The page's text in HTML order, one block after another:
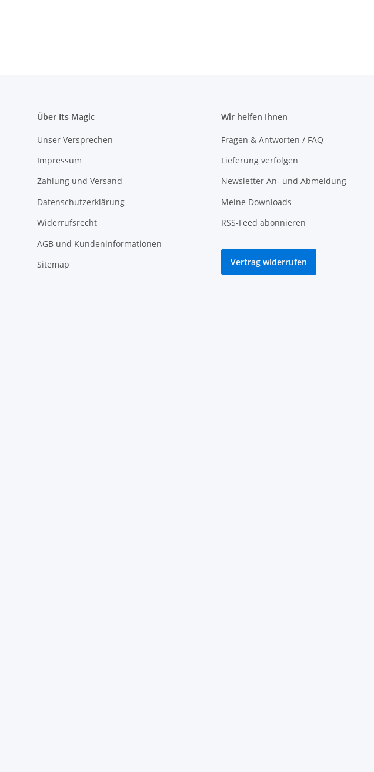
Über Its Magic
Unser Versprechen
Impressum
Zahlung und Versand
Datenschutzerklärung
Widerrufsrecht
AGB und Kundeninformationen
Sitemap
Wir helfen Ihnen
Fragen & Antworten / FAQ
Lieferung verfolgen
Newsletter An- und Abmeldung
Meine Downloads
RSS-Feed abonnieren
Vertrag widerrufen